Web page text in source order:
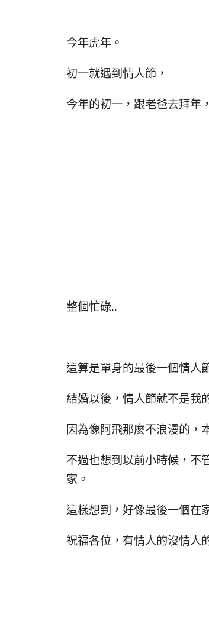
今年虎年。
初一就遇到情人節，
今年的初一，跟老爸去拜年
整個忙碌..
這算是單身的最後一個情人
結婚以後，情人節就不是我
因為像阿飛那麼不浪漫的，
不過也想到以前小時候，不
家。
這樣想到，好像最後一個在
祝福各位，有情人的沒情人